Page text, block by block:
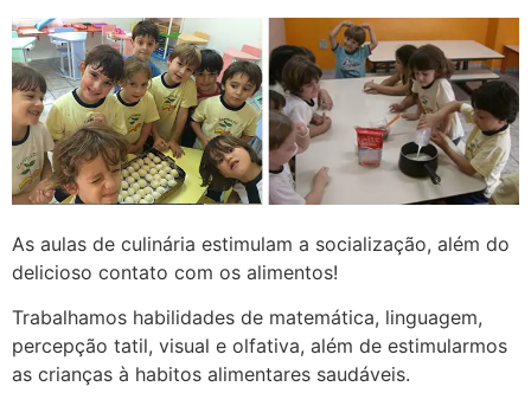
As aulas de culinária estimulam a socialização, além do
delicioso contato com os alimentos!
Trabalhamos habilidades de matemática, linguagem,
percepção tatil, visual e olfativa, além de estimularmos
as crianças à habitos alimentares saudáveis.